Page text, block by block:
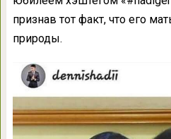
признав тот факт, что его
природы.